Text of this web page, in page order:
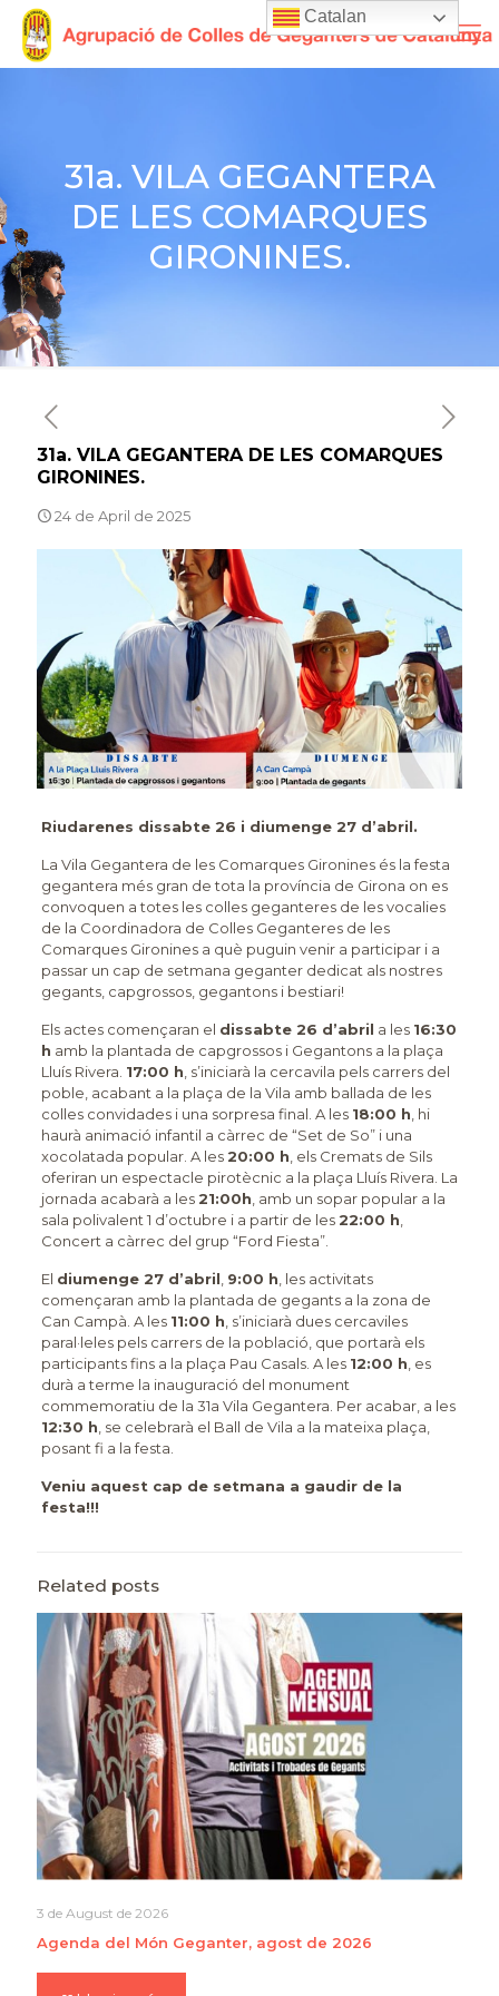
31a. VILA GEGANTERA
DE LES COMARQUES
GIRONINES.
31a. VILA GEGANTERA DE LES COMARQUES
GIRONINES.
24 de April de 2025
Riudarenes dissabte 26 i diumenge 27 d’abril.
La Vila Gegantera de les Comarques Gironines és la festa
gegantera més gran de tota la província de Girona on es
convoquen a totes les colles geganteres de les vocalies
de la Coordinadora de Colles Geganteres de les
Comarques Gironines a què puguin venir a participar i a
passar un cap de setmana geganter dedicat als nostres
gegants, capgrossos, gegantons i bestiari!
Els actes començaran el dissabte 26 d’abril a les 16:30
h amb la plantada de capgrossos i Gegantons a la plaça
Lluís Rivera. 17:00 h , s’iniciarà la cercavila pels carrers del
poble, acabant a la plaça de la Vila amb ballada de les
colles convidades i una sorpresa final. A les 18:00 h , hi
haurà animació infantil a càrrec de “Set de So” i una
xocolatada popular. A les20:00 h , els Cremats de Sils
oferiran un espectacle pirotècnic a la plaça Lluís Rivera. La
jornada acabarà a les21:00h , amb un sopar popular a la
sala polivalent 1 d’octubre i a partir de les22:00 h
Concert a càrrec del grup “Ford Fiesta”.
El diumenge 27 d’abril 9:00 h , les activitats
començaran amb la plantada de gegants a la zona de
Can Campà. A les 11:00 h , s’iniciarà dues cercaviles
paral·leles pels carrers de la població, que portarà els
participants fins a la plaça Pau Casals. A les 12:00 h , es
durà a terme la inauguració del monument
commemoratiu de la 31a Vila Gegantera. Per acabar, a les
12:30 h , se celebrarà el Ball de Vila a la mateixa plaça,
posant fi a la festa.
Veniu aquest cap de setmana a gaudir de la
festa!!!
Related posts
3 de August de 2026
Agenda del Món Geganter, agost de 2026
Catalan